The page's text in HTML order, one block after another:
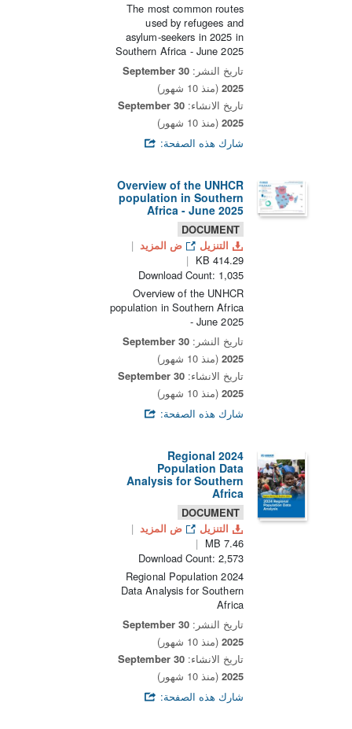
The most common routes
used by refugees and
asylum-seekers in 2025 in
Southern Africa - June 2025
تاريخ النشر:
30 September
2025 (منذ 10 شهور)
تاريخ الانشاء:
30 September
2025 (منذ 10 شهور)
شارك هذه الصفحة:
Overview of the UNHCR
population in Southern
Africa - June 2025
DOCUMENT
التنزيل
ض المزيد
414.29 KB
Download Count: 1,035
Overview of the UNHCR
population in Southern Africa
- June 2025
تاريخ النشر:
30 September
2025 (منذ 10 شهور)
تاريخ الانشاء:
30 September
2025 (منذ 10 شهور)
شارك هذه الصفحة:
2024 Regional
Population Data
Analysis for Southern
Africa
DOCUMENT
التنزيل
ض المزيد
7.46 MB
Download Count: 2,573
2024 Regional Population
Data Analysis for Southern
Africa
تاريخ النشر:
30 September
2025 (منذ 10 شهور)
تاريخ الانشاء:
30 September
2025 (منذ 10 شهور)
شارك هذه الصفحة: